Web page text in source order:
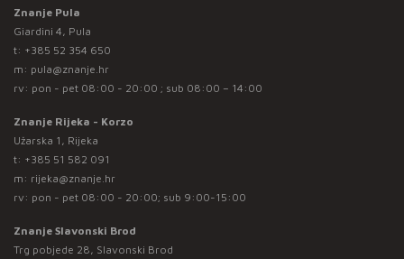
Znanje Pula
Giardini 4, Pula
t: +385 52 354 650
m: pula@znanje.hr
rv: pon - pet 08:00 - 20:00 ; sub 08:00 – 14:00
Znanje Rijeka - Korzo
Užarska 1, Rijeka
t: +385 51 582 091
m: rijeka@znanje.hr
rv: pon - pet 08:00 - 20:00; sub 9:00-15:00
Znanje Slavonski Brod
Trg pobjede 28, Slavonski Brod